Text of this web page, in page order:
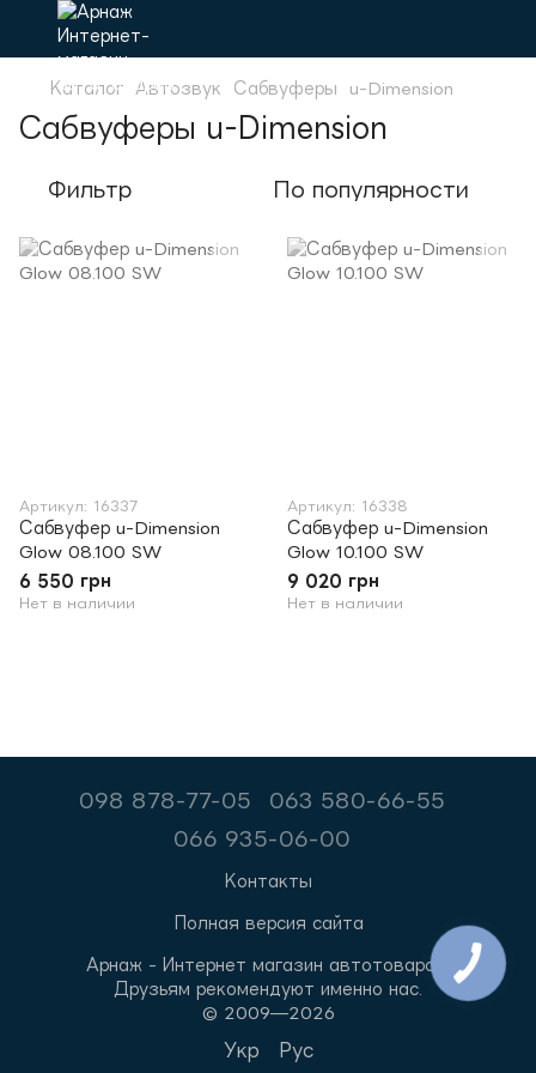
Каталог Автозвук Сабвуферы u-Dimension
Сабвуферы u-Dimension
Фильтр По популярности
Артикул: 16337
Сабвуфер u-Dimension
Glow 08.100 SW
6 550 грн
Нет в наличии
Артикул: 16338
Сабвуфер u-Dimension
Glow 10.100 SW
9 020 грн
Нет в наличии
098 878-77-05
063 580-66-55
066 935-06-00
Контакты
Полная версия сайта
Арнаж - Интернет магазин автотоваров.
Друзьям рекомендуют именно нас.
© 2009—2026
Укр Рус